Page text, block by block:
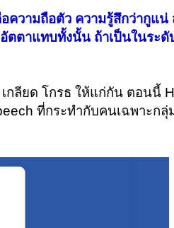
ความถือตัว ความรู้สึกว่ากูแน่
ตตาแทบทั้งนั้น ถ้าเป็นในระ
กลียด โกรธ ให้แก่กัน ตอนนี้
ที่กระทำกับคนเฉพาะกลุ่